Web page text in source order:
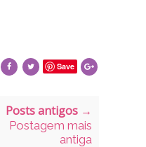
Save
Posts antigos →
Postagem mais
antiga